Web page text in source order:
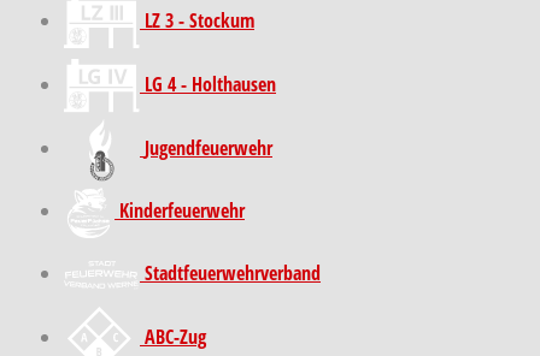
LZ 3 - Stockum
LG 4 - Holthausen
Jugendfeuerwehr
Kinder­feuer­wehr
Stadt­feuer­wehr­verband
ABC-Zug